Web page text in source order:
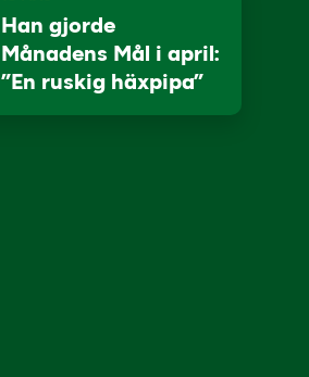
Han gjorde
Månadens Mål i april:
”En ruskig häxpipa”